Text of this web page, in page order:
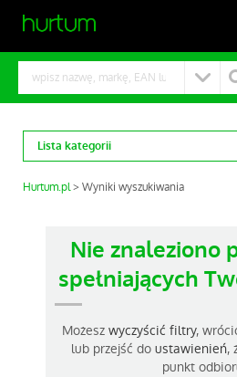
Lista kategorii
Hurtum.pl Wyniki wyszukiwania
Nie znaleziono
spełniających
Możesz wyczyścić filtry,
lub przejść do ustawienień,
punkt